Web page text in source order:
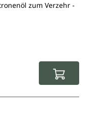
zum Verzehr -